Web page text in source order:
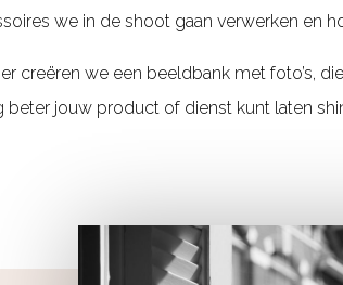
we in de shoot gaan verwerken en
creëren we een beeldbank met foto’s,
beter jouw product of dienst kunt laten